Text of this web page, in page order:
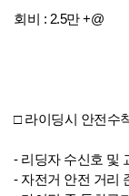
회비 : 2.5만 +@
□ 라이딩시 안전수
- 리딩자 수신호 및
- 자전거 안전 거리